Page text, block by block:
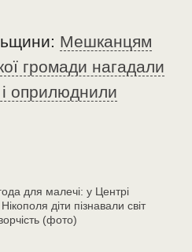
Мешканцям
громади нагадали
оприлюднили
для малечі: у Центрі
Нікополя діти пізнавали світ
(фото)